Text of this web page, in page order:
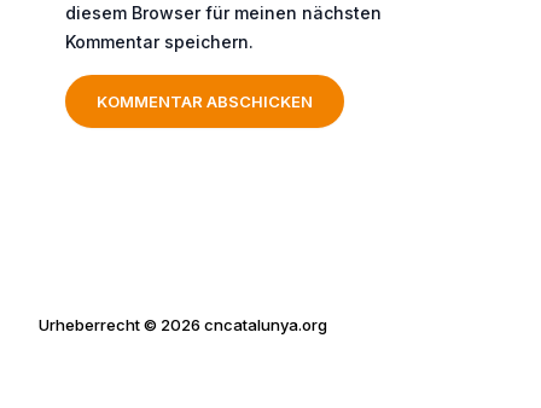
diesem Browser für meinen nächsten
Kommentar speichern.
Urheberrecht © 2026 cncatalunya.org